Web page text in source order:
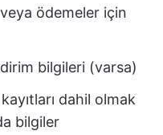
ödemeler için
bilgileri (varsa)
dahil olmak
bilgiler